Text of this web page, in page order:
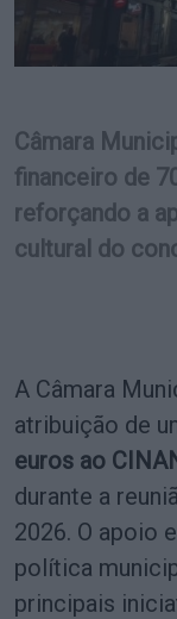
Câmara
financeiro de
reforçando a
cultural do
A Câmara
atribuição de
euros ao
durante a
2026. O apoio
política
principais